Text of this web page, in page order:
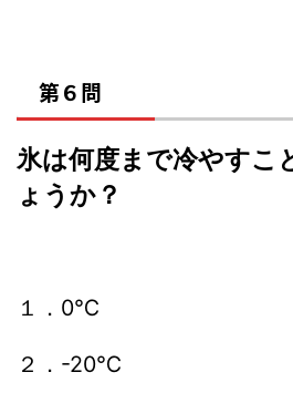
第６問
氷は何度まで冷やすこ
ょうか？
１．0℃
２．-20℃